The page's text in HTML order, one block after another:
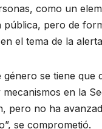
como un
pública, pero de
el tema de la
género se tiene que
en la
pero no ha
se comprometió.